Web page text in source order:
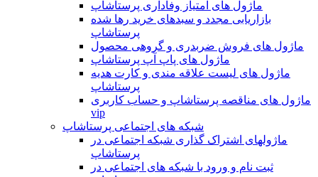
ماژول های امتیاز وفاداری پرستاشاپ
بازاریابی مجدد و سبدهای خرید رها شده
پرستاشاپ
ماژول های فروش ضربدری و گروهی محصول
ماژول های پاپ آپ پرستاشاپ
ماژول های لیست علاقه مندی و کارت هدیه
پرستاشاپ
ماژول های مناقصه پرستاشاپ و حساب کاربری
vip
شبکه های اجتماعی پرستاشاپ
ماژولهای اشتراک‌ گذاری شبکه اجتماعی در
پرستاشاپ
ثبت نام و ورود با شبکه های اجتماعی در